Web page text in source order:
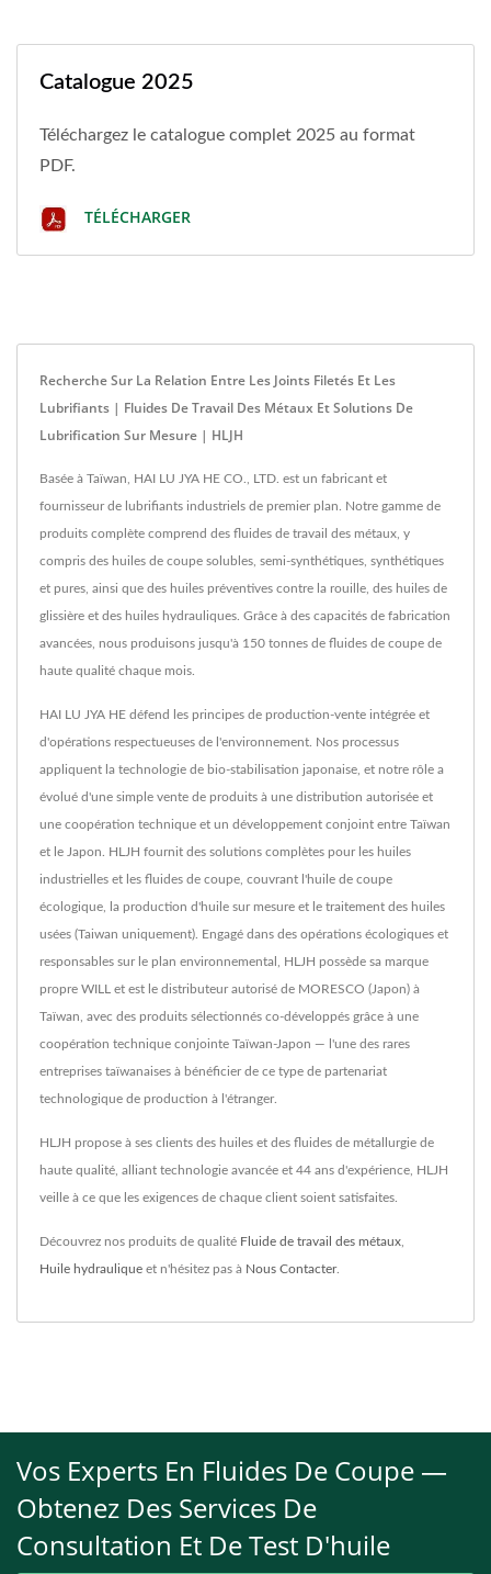
Catalogue 2025
Téléchargez le catalogue complet 2025 au format
PDF.
TÉLÉCHARGER
Recherche Sur La Relation Entre Les Joints Filetés Et Les
Lubrifiants | Fluides De Travail Des Métaux Et Solutions De
Lubrification Sur Mesure | HLJH
Basée à Taïwan, HAI LU JYA HE CO., LTD. est un fabricant et
fournisseur de lubrifiants industriels de premier plan. Notre gamme de
produits complète comprend des fluides de travail des métaux, y
compris des huiles de coupe solubles, semi-synthétiques, synthétiques
et pures, ainsi que des huiles préventives contre la rouille, des huiles de
glissière et des huiles hydrauliques. Grâce à des capacités de fabrication
avancées, nous produisons jusqu'à 150 tonnes de fluides de coupe de
haute qualité chaque mois.
HAI LU JYA HE défend les principes de production-vente intégrée et
d'opérations respectueuses de l'environnement. Nos processus
appliquent la technologie de bio-stabilisation japonaise, et notre rôle a
évolué d'une simple vente de produits à une distribution autorisée et
une coopération technique et un développement conjoint entre Taïwan
et le Japon. HLJH fournit des solutions complètes pour les huiles
industrielles et les fluides de coupe, couvrant l'huile de coupe
écologique, la production d'huile sur mesure et le traitement des huiles
usées (Taiwan uniquement). Engagé dans des opérations écologiques et
responsables sur le plan environnemental, HLJH possède sa marque
propre WILL et est le distributeur autorisé de MORESCO (Japon) à
Taïwan, avec des produits sélectionnés co-développés grâce à une
coopération technique conjointe Taïwan-Japon — l'une des rares
entreprises taïwanaises à bénéficier de ce type de partenariat
technologique de production à l'étranger.
HLJH propose à ses clients des huiles et des fluides de métallurgie de
haute qualité, alliant technologie avancée et 44 ans d'expérience, HLJH
veille à ce que les exigences de chaque client soient satisfaites.
Découvrez nos produits de qualité Fluide de travail des métaux
Huile hydraulique et n'hésitez pas à Nous Contacter.
Vos Experts En Fluides De Coupe —
Obtenez Des Services De
Consultation Et De Test D'huile